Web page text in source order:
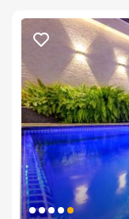
תוכלו ליהנות משקט ואינטימיות, בחדר השינה מיטה זוגית עם
מצעים מלטפים ורכים, מול המיטה ניצב ג'קוזי מפנק ומלבני, לידו
הסוויטה מעוצב בגווני אפור וצהוב וכולל ספה גדולה ונוחה וכורסת
טלוויזיה יפהפיה מולה מסך LCD עם חיבור ל-HOT לצפייה
משפחתית וכיפית יחדיו, בנוסף ישנו שולחן סעודה גדול בבקתת עץ
ממוזגת ונעימה. בבקתה יהנו הנופשים ממטבח מאובזר הכולל
מקרר, תנור אפייה קטן מכונת אספרסו ועוד.. קומת הגלריה לילדים
גדולה ומרווחת מעוצבת בצורה כיפית עבור הילדים, עם 3 מיטות
נפתחות, וכולל מסך LCD פרטי לילדים עם כורסת טלוויזיה קטנה.